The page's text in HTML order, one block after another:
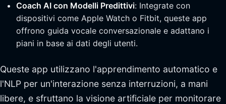
Coach AI con Modelli Predittivi: Integrate con
dispositivi come Apple Watch o Fitbit, queste app
offrono guida vocale conversazionale e adattano i
piani in base ai dati degli utenti.
Queste app utilizzano l'apprendimento automatico e
l'NLP per un'interazione senza interruzioni, a mani
libere, e sfruttano la visione artificiale per monitorare